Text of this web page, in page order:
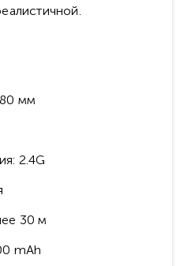
мм
2.4G
30 м
mAh